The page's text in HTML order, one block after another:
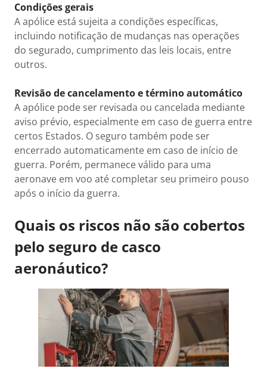
Condições gerais
A apólice está sujeita a condições específicas,
incluindo notificação de mudanças nas operações
do segurado, cumprimento das leis locais, entre
outros.
Revisão de cancelamento e término automático
A apólice pode ser revisada ou cancelada mediante
aviso prévio, especialmente em caso de guerra entre
certos Estados. O seguro também pode ser
encerrado automaticamente em caso de início de
guerra. Porém, permanece válido para uma
aeronave em voo até completar seu primeiro pouso
após o início da guerra.
Quais os riscos não são cobertos
pelo seguro de casco
aeronáutico?